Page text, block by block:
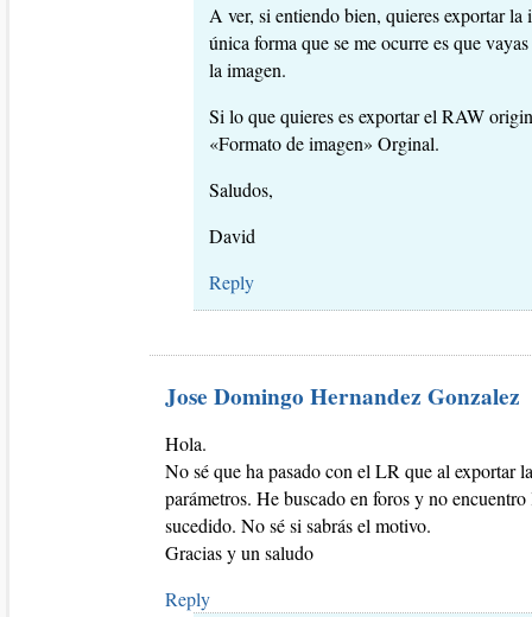
A ver, si entiendo bien, quieres exportar
única forma que se me ocurre es que
la imagen.
Si lo que quieres es exportar el RAW
«Formato de imagen» Orginal.
Saludos,
David
Reply
Jose Domingo Hernandez Gonzalez
Hola.
No sé que ha pasado con el LR que al exportar
parámetros. He buscado en foros y no
sucedido. No sé si sabrás el motivo.
Gracias y un saludo
Reply